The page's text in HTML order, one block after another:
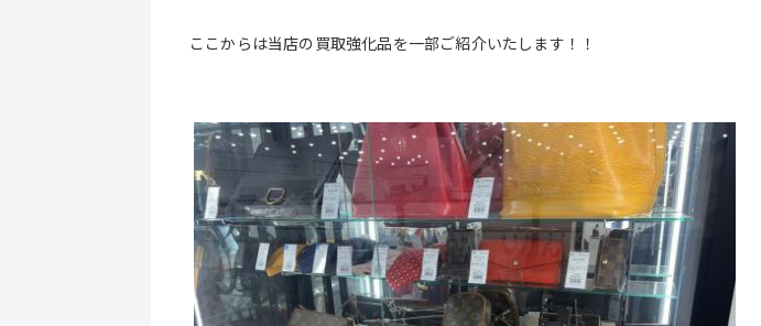
ここからは当店の買取強化品を一部ご紹介いたします！！